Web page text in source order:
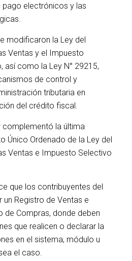
electrónicos y las
modificaron la Ley del
Ventas y el Impuesto
así como la Ley N° 29215,
de control y
tributaria en
del crédito fiscal.
la última
Único Ordenado de la Ley del
Ventas e Impuesto Selectivo
que los contribuyentes del
un Registro de Ventas e
de Compras, donde deben
que realicen o declarar la
en el sistema, módulo u
el caso.